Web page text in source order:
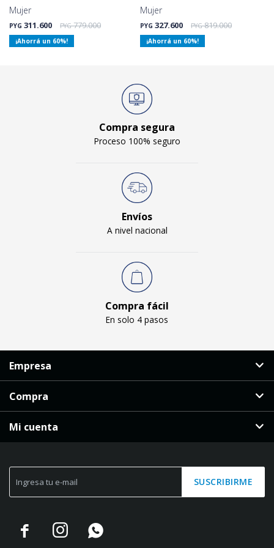
Mujer
PYG 311.600 PYG 779.000
60
Mujer
PYG 327.600 PYG 819.000
60
Compra segura
Proceso 100% seguro
Envíos
A nivel nacional
Compra fácil
En solo 4 pasos
SUSCRIBIRME
  
Empresa
Compra
Mi cuenta